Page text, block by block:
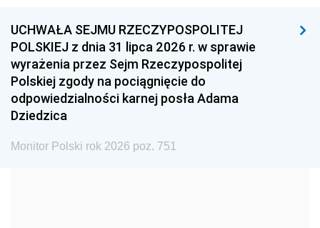
1996 1995 1994
1993 1992 1991
1990 1989
1987 1986 1985
UCHWAŁA SEJMU RZECZYPOSPOLITEJ
POLSKIEJ z dnia 31 lipca 2026 r. w sprawie
wyrażenia przez Sejm Rzeczypospolitej
Polskiej zgody na pociągnięcie do
odpowiedzialności karnej posła Adama
Dziedzica
Monitor Polski rok 2026 poz. 751